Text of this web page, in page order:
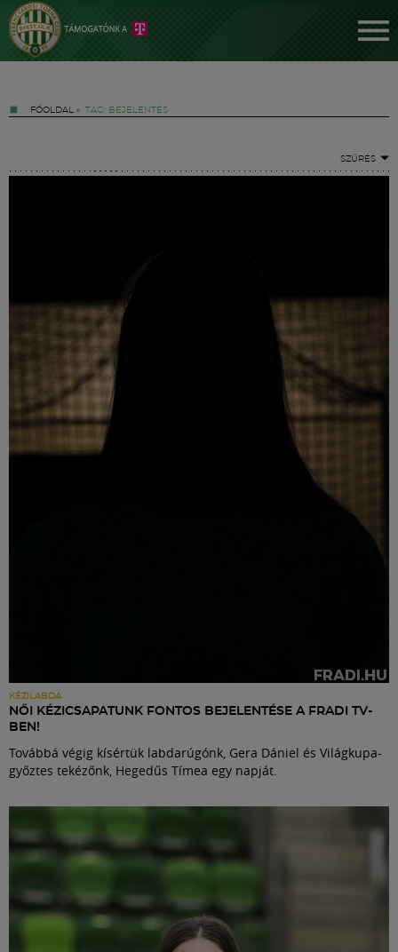
FŐOLDAL » TAG: BEJELENTÉS
SZŰRÉS
KÉZILABDA
NŐI KÉZICSAPATUNK FONTOS BEJELENTÉSE A FRADI TV-
BEN!
Továbbá végig kísértük labdarúgónk, Gera Dániel és Világkupa-
győztes tekézőnk, Hegedűs Tímea egy napját.
Hírek
Labdarúgás
Szakosztályok
Shop
English